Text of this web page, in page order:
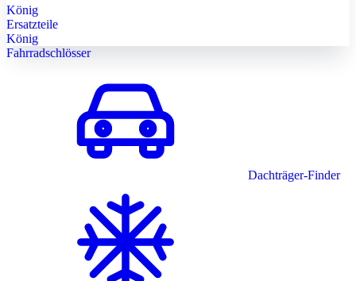
König
Ersatzteile
König
Fahrradschlösser
Dachträger-Finder